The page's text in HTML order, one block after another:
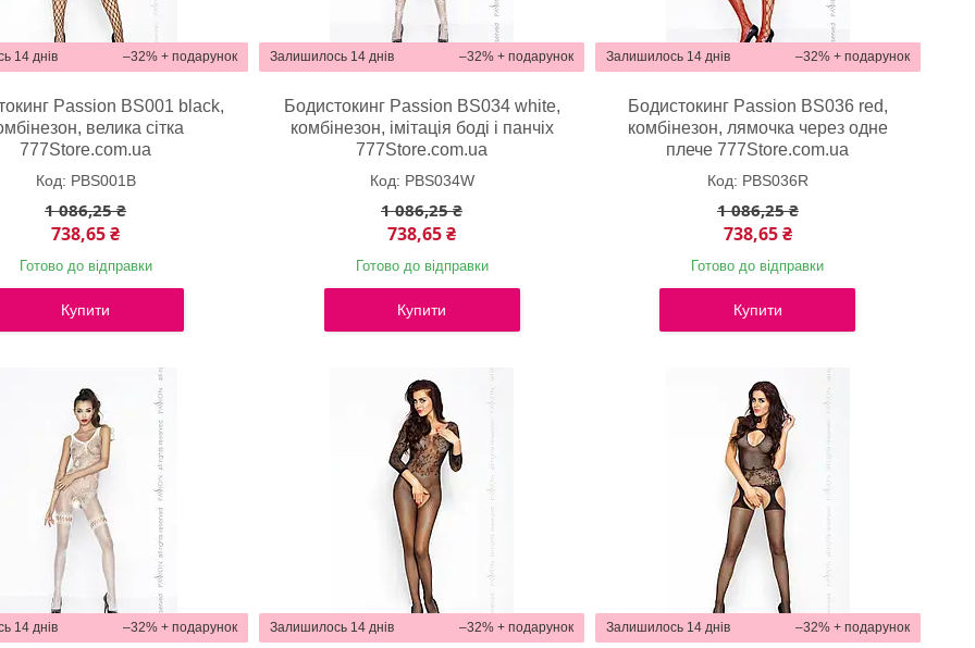
–32%
14 днів
Passion BS001 black,
велика сітка
777Store.com.ua
PBS001B
1 086,25 ₴
738,65 ₴
Готово до відправки
Купити
–32%
Залишилось 14 днів
Бодистокинг Passion BS034 white,
комбінезон, імітація боді і панчіх
777Store.com.ua
PBS034W
1 086,25 ₴
738,65 ₴
Готово до відправки
Купити
–32%
Залишилось 14 днів
Бодистокинг Passion BS036 red,
комбінезон, лямочка через одне
плече 777Store.com.ua
PBS036R
1 086,25 ₴
738,65 ₴
Готово до відправки
Купити
–32%
14 днів –32%
Залишилось 14 днів –32%
Залишилось 14 днів